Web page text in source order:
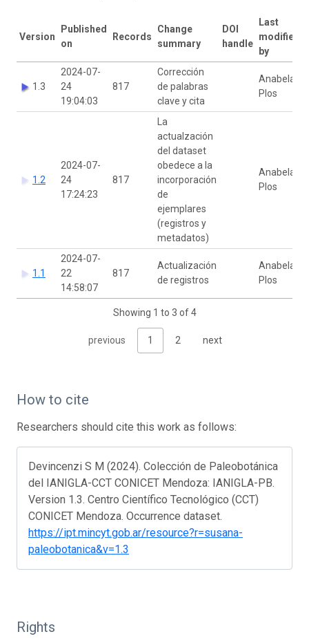
Version
Published
on
Records
Change
summary
DOI
handle
Last
modified
by
1.3
2024-07-
24
19:04:03
817
Corrección
de palabras
clave y cita
Anabela
Plos
1.2
2024-07-
24
17:24:23
817
La
actualzación
del dataset
obedece a la
incorporación
de
ejemplares
(registros y
metadatos)
Anabela
Plos
1.1
2024-07-
22
14:58:07
817
Actualización
de registros
Anabela
Plos
Showing 1 to 3 of 4
previous 1 2 next
How to cite
Researchers should cite this work as follows:
Devincenzi S M (2024). Colección de Paleobotánica
del IANIGLA-CCT CONICET Mendoza: IANIGLA-PB.
Version 1.3. Centro Científico Tecnológico (CCT)
CONICET Mendoza. Occurrence dataset.
https://ipt.mincyt.gob.ar/resource?r=susana-
paleobotanica&v=1.3
Rights